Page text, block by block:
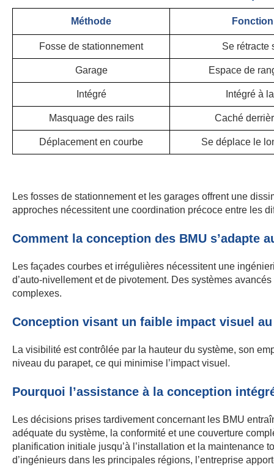
Méthode
Fosse de stationnement Se rétracte
Garage Espace de
Intégré Intégré à
Masquage des rails Caché
Déplacement en courbe Se déplace le
Les fosses de stationnement et les garages offrent une
approches nécessitent une coordination précoce entre les
Comment la conception des BMU s’adapte
Les façades courbes et irrégulières nécessitent une
d’auto-nivellement et de pivotement. Des systèmes
complexes.
Conception visant un faible impact visuel
La visibilité est contrôlée par la hauteur du système, son
niveau du parapet, ce qui minimise l’impact visuel.
Pourquoi l’assistance à la conception
Les décisions prises tardivement concernant les BMU
adéquate du système, la conformité et une couverture
planification initiale jusqu’à l’installation et la maintenance
d’ingénieurs dans les principales régions, l’entreprise